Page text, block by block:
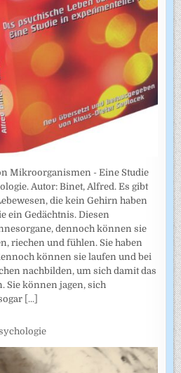
Mikroorganismen - Eine Studie
Autor: Binet, Alfred. Es gibt
die kein Gehirn haben
ein Gedächtnis. Diesen
dennoch können sie
riechen und fühlen. Sie haben
können sie laufen und bei
nachbilden, um sich damit das
Sie können jagen, sich
[...]